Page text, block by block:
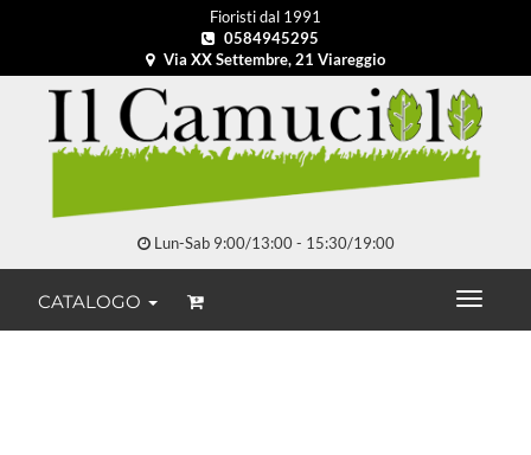
Fioristi dal 1991
0584945295
Via XX Settembre, 21 Viareggio
Lun-Sab 9:00/13:00 - 15:30/19:00
CATALOGO